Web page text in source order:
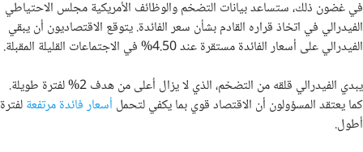
في غضون ذلك، ستساعد بيانات التضخم والوظائف الأمريكية مجلس الاحتياطي
الفيدرالي في اتخاذ قراره القادم بشأن سعر الفائدة. يتوقع الاقتصاديون أن يبقي
الفيدرالي على أسعار الفائدة مستقرة عند 4.50% في الاجتماعات القليلة المقبلة.
يبدي الفيدرالي قلقه من التضخم، الذي لا يزال أعلى من هدف 2% لفترة طويلة.
كما يعتقد المسؤولون أن الاقتصاد قوي بما يكفي لتحمل أسعار فائدة مرتفعةلفترة
أطول.